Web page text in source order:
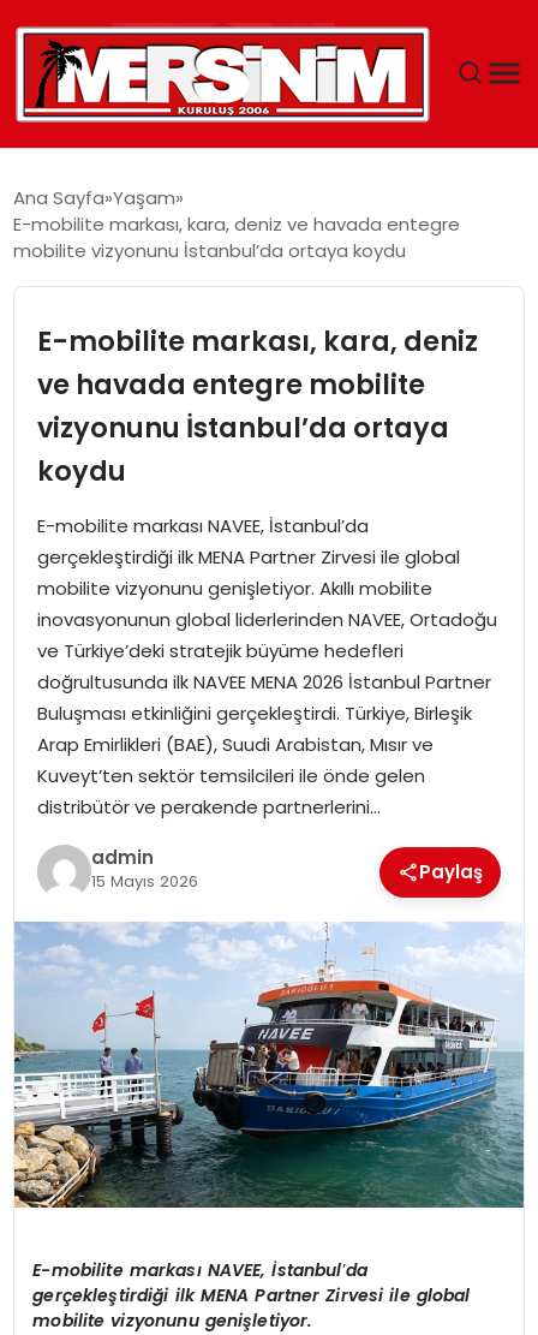
YAŞAM
EĞITIM
SPOR
EKONOMI
MAGAZIN
DÜNYA
OTOMOBIL
Ana Sayfa Yaşam
E-mobilite markası, kara, deniz ve havada entegre
mobilite vizyonunu İstanbul’da ortaya koydu
E-mobilite markası, kara, deniz
ve havada entegre mobilite
vizyonunu İstanbul’da ortaya
koydu
E-mobilite markası NAVEE, İstanbul’da
gerçekleştirdiği ilk MENA Partner Zirvesi ile global
mobilite vizyonunu genişletiyor. Akıllı mobilite
inovasyonunun global liderlerinden NAVEE, Ortadoğu
ve Türkiye’deki stratejik büyüme hedefleri
doğrultusunda ilk NAVEE MENA 2026 İstanbul Partner
Buluşması etkinliğini gerçekleştirdi. Türkiye, Birleşik
Arap Emirlikleri (BAE), Suudi Arabistan, Mısır ve
Kuveyt’ten sektör temsilcileri ile önde gelen
distribütör ve perakende partnerlerini…
admin
15 Mayıs 2026 Paylaş
E-mobilite markası NAVEE,İstanbul’da
gerçekleştirdiği ilk MENA Partner Zirvesi ile global
mobilitevizyonunu genişletiyor.